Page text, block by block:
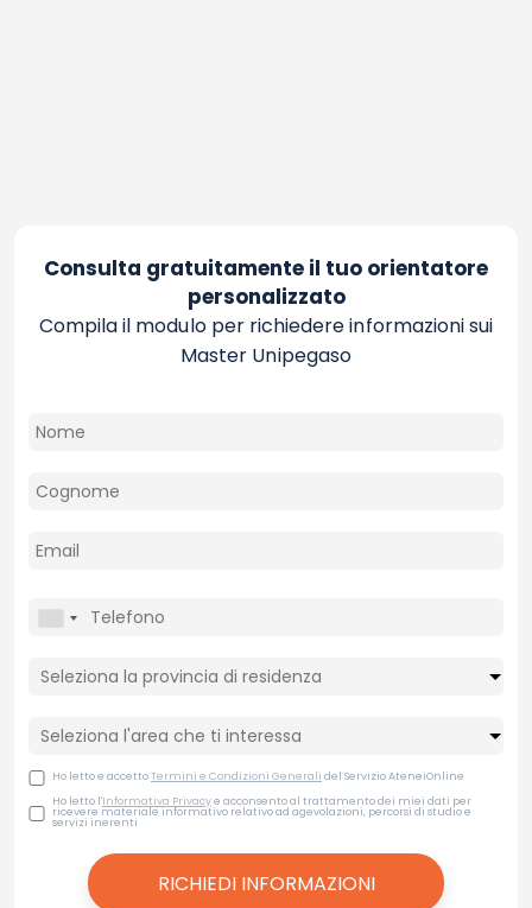
Consulta gratuitamente il tuo orientatore
personalizzato
Compila il modulo per richiedere informazioni sui
Master Unipegaso
Ho letto e accettoTermini e Condizioni Generali del Servizio AteneiOnline
Ho letto l'Informativa Privacye acconsento al trattamento dei miei dati per
ricevere materiale informativo relativo ad agevolazioni, percorsi di studio e
servizi inerenti